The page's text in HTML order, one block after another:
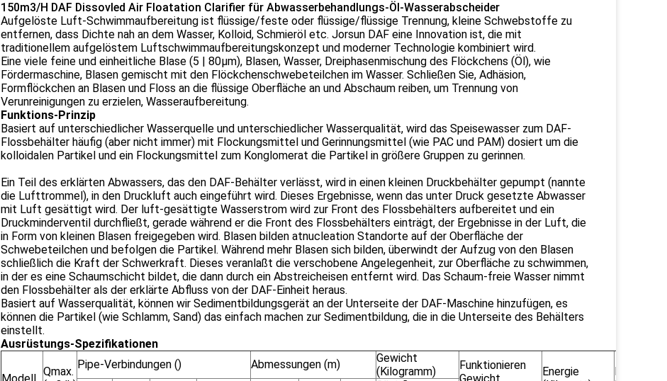
150m3/H DAF Dissovled Air Floatation Clarifier für Abwasserbehandlungs-Öl-Wasserabscheider
Aufgelöste Luft-Schwimmaufbereitung ist flüssige/feste oder flüssige/flüssige Trennung, kleine Schwebstoffe zu
entfernen, dass Dichte nah an dem Wasser, Kolloid, Schmieröl etc. Jorsun DAF eine Innovation ist, die mit
traditionellem aufgelöstem Luftschwimmaufbereitungskonzept und moderner Technologie kombiniert wird.
Eine viele feine und einheitliche Blase (5 | 80μm), Blasen, Wasser, Dreiphasenmischung des Flöckchens (Öl), wie
Fördermaschine, Blasen gemischt mit den Flöckchenschwebeteilchen im Wasser. Schließen Sie, Adhäsion,
Formflöckchen an Blasen und Floss an die flüssige Oberfläche an und Abschaum reiben, um Trennung von
Verunreinigungen zu erzielen, Wasseraufbereitung.
Funktions-Prinzip
Basiert auf unterschiedlicher Wasserquelle und unterschiedlicher Wasserqualität, wird das Speisewasser zum DAF-
Flossbehälter häufig (aber nicht immer) mit Flockungsmittel und Gerinnungsmittel (wie PAC und PAM) dosiert um die
kolloidalen Partikel und ein Flockungsmittel zum Konglomerat die Partikel in größere Gruppen zu gerinnen.
Ein Teil des erklärten Abwassers, das den DAF-Behälter verlässt, wird in einen kleinen Druckbehälter gepumpt (nannte
die Lufttrommel), in den Druckluft auch eingeführt wird. Dieses Ergebnisse, wenn das unter Druck gesetzte Abwasser
mit Luft gesättigt wird. Der luft-gesättigte Wasserstrom wird zur Front des Flossbehälters aufbereitet und ein
Druckminderventil durchfließt, gerade während er die Front des Flossbehälters einträgt, der Ergebnisse in der Luft, die
in Form von kleinen Blasen freigegeben wird. Blasen bilden atnucleation Standorte auf der Oberfläche der
Schwebeteilchen und befolgen die Partikel. Während mehr Blasen sich bilden, überwindt der Aufzug von den Blasen
schließlich die Kraft der Schwerkraft. Dieses veranlaßt die verschobene Angelegenheit, zur Oberfläche zu schwimmen,
in der es eine Schaumschicht bildet, die dann durch ein Abstreicheisen entfernt wird. Das Schaum-freie Wasser nimmt
den Flossbehälter als der erklärte Abfluss von der DAF-Einheit heraus.
Basiert auf Wasserqualität, können wir Sedimentbildungsgerät an der Unterseite der DAF-Maschine hinzufügen, es
können die Partikel (wie Schlamm, Sand) das einfach machen zur Sedimentbildung, die in die Unterseite des Behälters
einstellt.
Ausrüstungs-Spezifikationen
Qmax.
Pipe-Verbindungen () Abmessungen (m)
Gewicht
(Kilogramm)
Funktionieren
Energie
Luft